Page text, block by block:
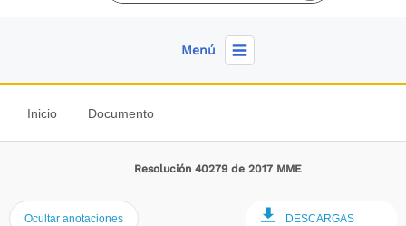
Menú
Inicio Documento
Resolución 40279 de 2017 MME
Ocultar anotaciones DESCARGAS